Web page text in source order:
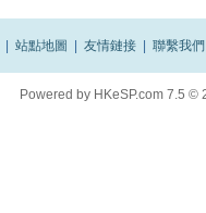
站點地圖 友情鏈接 聯繫我們
Powered by HKeSP.com 7.5 ©